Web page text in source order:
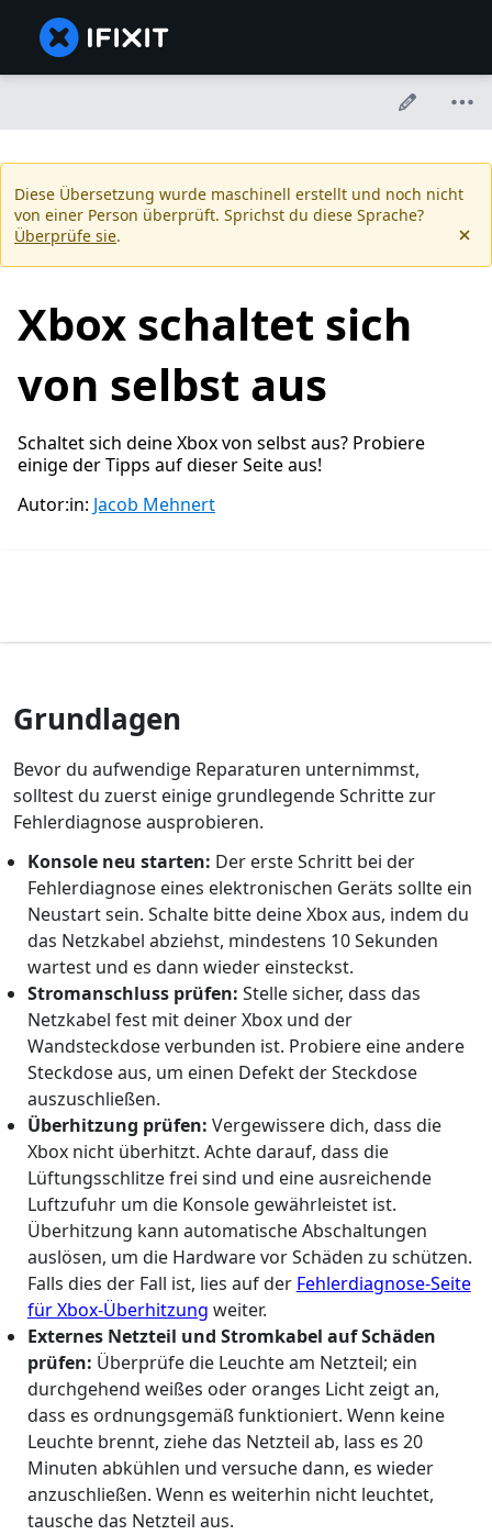
Diese Übersetzung wurde maschinell erstellt und noch nicht
von einer Person überprüft. Sprichst du diese Sprache?
Überprüfe sie.
Xbox schaltet sich
von selbst aus
Schaltet sich deine Xbox von selbst aus? Probiere
einige der Tipps auf dieser Seite aus!
Autor:in: Jacob Mehnert
Grundlagen
Bevor du aufwendige Reparaturen unternimmst,
solltest du zuerst einige grundlegende Schritte zur
Fehlerdiagnose ausprobieren.
Konsole neu starten: Der erste Schritt bei der
Fehlerdiagnose eines elektronischen Geräts sollte ein
Neustart sein. Schalte bitte deine Xbox aus, indem du
das Netzkabel abziehst, mindestens 10 Sekunden
wartest und es dann wieder einsteckst.
Stromanschluss prüfen: Stelle sicher, dass das
Netzkabel fest mit deiner Xbox und der
Wandsteckdose verbunden ist. Probiere eine andere
Steckdose aus, um einen Defekt der Steckdose
auszuschließen.
Überhitzung prüfen: Vergewissere dich, dass die
Xbox nicht überhitzt. Achte darauf, dass die
Lüftungsschlitze frei sind und eine ausreichende
Luftzufuhr um die Konsole gewährleistet ist.
Überhitzung kann automatische Abschaltungen
auslösen, um die Hardware vor Schäden zu schützen.
Falls dies der Fall ist, lies auf der Fehlerdiagnose-Seite
für Xbox-Überhitzung weiter.
Externes Netzteil und Stromkabel auf Schäden
prüfen: Überprüfe die Leuchte am Netzteil; ein
durchgehend weißes oder oranges Licht zeigt an,
dass es ordnungsgemäß funktioniert. Wenn keine
Leuchte brennt, ziehe das Netzteil ab, lass es 20
Minuten abkühlen und versuche dann, es wieder
anzuschließen. Wenn es weiterhin nicht leuchtet,
tausche das Netzteil aus.